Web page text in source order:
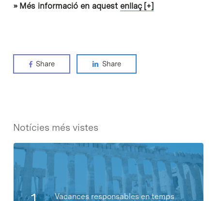
» Més informació en aquest enllaç [+]
Share Share
Notícies més vistes
Vacances responsables en temps